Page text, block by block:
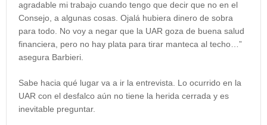
agradable mi trabajo cuando tengo que decir que no en el
Consejo, a algunas cosas. Ojalá hubiera dinero de sobra
para todo. No voy a negar que la UAR goza de buena salud
financiera, pero no hay plata para tirar manteca al techo…”
asegura Barbieri.
Sabe hacia qué lugar va a ir la entrevista. Lo ocurrido en la
UAR con el desfalco aún no tiene la herida cerrada y es
inevitable preguntar.